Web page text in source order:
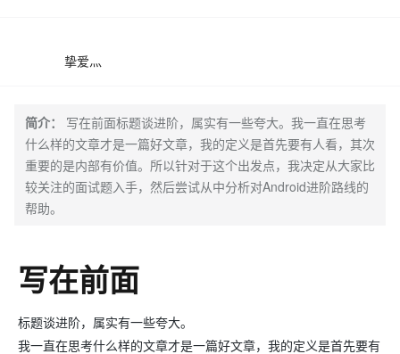
挚爱灬
简介：
写在前面标题谈进阶，属实有一些夸大。我一直在思考
什么样的文章才是一篇好文章，我的定义是首先要有人看，其次
重要的是内部有价值。所以针对于这个出发点，我决定从大家比
较关注的面试题入手，然后尝试从中分析对Android进阶路线的
帮助。
写在前面
标题谈进阶，属实有一些夸大。
我一直在思考什么样的文章才是一篇好文章，我的定义是首先要有